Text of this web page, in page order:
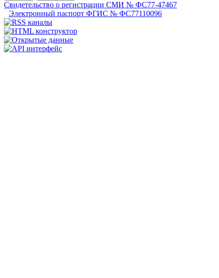
Свидетельство о регистрации СМИ № ФС77-47467
Электронный паспорт ФГИС № ФС77110096